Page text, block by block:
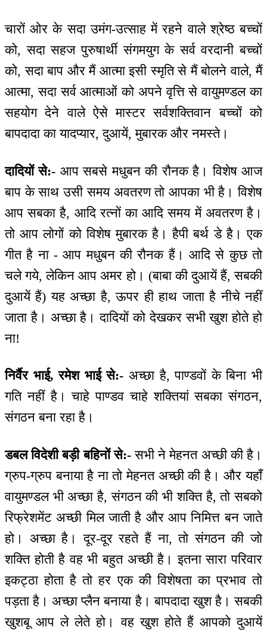
चारों ओर के सदा उमंग-उत्साह में रहने वाले श्रेष्ठ बच्चों
को, सदा सहज पुरुषार्थी संगमयुग के सर्व वरदानी बच्चों
को, सदा बाप और मैं आत्मा इसी स्मृति से मैं बोलने वाले, मैं
आत्मा, सदा सर्व आत्माओं को अपने वृत्ति से वायुमण्डल का
सहयोग देने वाले ऐसे मास्टर सर्वशक्तिवान बच्चों को
बापदादा का यादप्यार, दुआयें, मुबारक और नमस्ते।
दादियों से:- आप सबसे मधुबन की रौनक है। विशेष आज
बाप के साथ उसी समय अवतरण तो आपका भी है। विशेष
आप सबका है, आदि रत्नों का आदि समय में अवतरण है।
तो आप लोगों को विशेष मुबारक है। हैपी बर्थ डे है। एक
गीत है ना - आप मधुबन की रौनक हैं। आदि से कुछ तो
चले गये, लेकिन आप अमर हो। (बाबा की दुआयें हैं, सबकी
दुआयें हैं) यह अच्छा है, ऊपर ही हाथ जाता है नीचे नहीं
जाता है। अच्छा है। दादियों को देखकर सभी खुश होते हो
ना!
निर्वैर भाई, रमेश भाई से:- अच्छा है, पाण्डवों के बिना भी
गति नहीं है। चाहे पाण्डव चाहे शक्तियां सबका संगठन,
संगठन बना रहा है।
डबल विदेशी बड़ी बहिनों से:-सभी ने मेहनत अच्छी की है।
ग्रुप-ग्रुप बनाया है ना तो मेहनत अच्छी की है। और यहाँ
वायुमण्डल भी अच्छा है, संगठन की भी शक्ति है, तो सबको
रिफ्रेशमेंट अच्छी मिल जाती है और आप निमित्त बन जाते
हो। अच्छा है। दूर-दूर रहते हैं ना, तो संगठन की जो
शक्ति होती है वह भी बहुत अच्छी है। इतना सारा परिवार
इकट्ठा होता है तो हर एक की विशेषता का प्रभाव तो
पड़ता है। अच्छा प्लैन बनाया है। बापदादा खुश है। सबकी
खुशबू आप ले लेते हो। वह खुश होते हैं आपको दुआयें